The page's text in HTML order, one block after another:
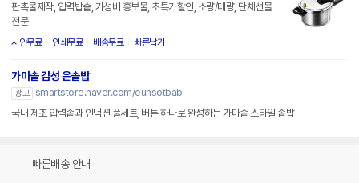
판촉물제작, 압력밥솥, 가성비 홍보물, 초특가할인, 소량/대량, 단체선물
전문
시안무료 인쇄무료 배송무료 빠른납기
가마솥 감성 은솥밥
광고 smartstore.naver.com/eunsotbab
국내 제조 압력솥과 인덕션 풀세트, 버튼 하나로 완성하는 가마솥 스타일 솥밥
빠른배송 안내